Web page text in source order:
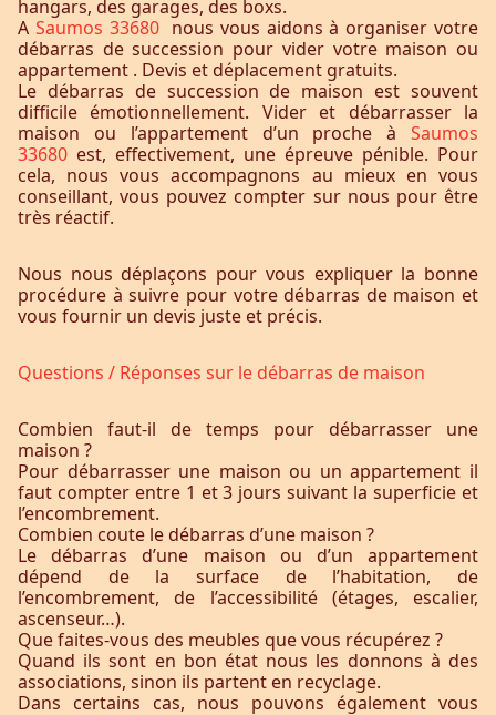
hangars, des garages, des boxs.
A Saumos 33680 nous vous aidons à organiser votre
débarras de succession pour vider votre maison ou
appartement . Devis et déplacement gratuits.
Le débarras de succession de maison est souvent
difficile émotionnellement. Vider et débarrasser la
maison ou l’appartement d’un proche à Saumos
33680 est, effectivement, une épreuve pénible. Pour
cela, nous vous accompagnons au mieux en vous
conseillant, vous pouvez compter sur nous pour être
très réactif.
Nous nous déplaçons pour vous expliquer la bonne
procédure à suivre pour votre débarras de maison et
vous fournir un devis juste et précis.
Questions / Réponses sur le débarras de maison
Combien faut-il de temps pour débarrasser une
maison ?
Pour débarrasser une maison ou un appartement il
faut compter entre 1 et 3 jours suivant la superficie et
l’encombrement.
Combien coute le débarras d’une maison ?
Le débarras d’une maison ou d’un appartement
dépend de la surface de l’habitation, de
l’encombrement, de l’accessibilité (étages, escalier,
ascenseur…).
Que faites-vous des meubles que vous récupérez ?
Quand ils sont en bon état nous les donnons à des
associations, sinon ils partent en recyclage.
Dans certains cas, nous pouvons également vous